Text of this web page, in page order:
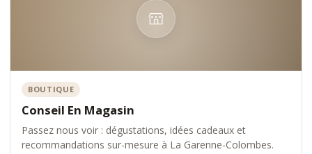
BOUTIQUE
Conseil En Magasin
Passez nous voir : dégustations, idées cadeaux et
recommandations sur-mesure à La Garenne-Colombes.